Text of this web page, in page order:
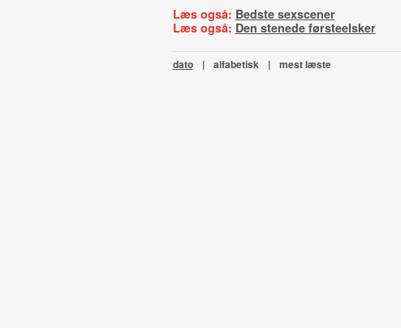
Læs også: Bedste sexscener
Læs også: Den stenede førsteelsker
dato | alfabetisk | mest læste